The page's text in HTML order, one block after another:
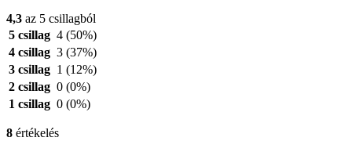
4,3 az 5 csillagból
5 csillag 4 (50%)
4 csillag 3 (37%)
3 csillag 1 (12%)
2 csillag 0 (0%)
1 csillag 0 (0%)
8 értékelés